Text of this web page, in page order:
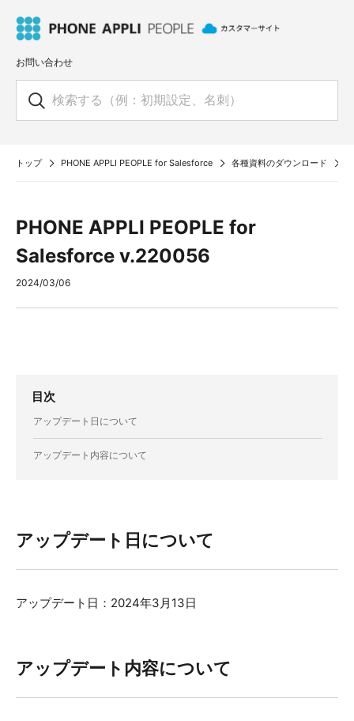
お問い合わせ
トップ PHONE APPLI PEOPLE for Salesforce 各種資料のダウンロード
PHONE APPLI PEOPLE for
Salesforce v.220056
2024/03/06
目次
アップデート日について
アップデート内容について
アップデート日について
アップデート日：2024年3月13日
アップデート内容について